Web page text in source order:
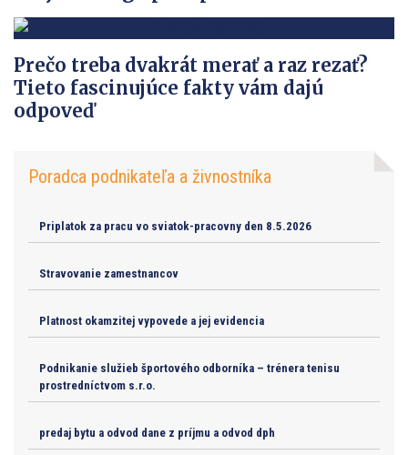
Prečo treba dvakrát merať a raz rezať?
Tieto fascinujúce fakty vám dajú
odpoveď
Poradca podnikateľa a živnostníka
Priplatok za pracu vo sviatok-pracovny den 8.5.2026
Stravovanie zamestnancov
Platnost okamzitej vypovede a jej evidencia
Podnikanie služieb športového odborníka – trénera tenisu
prostredníctvom s.r.o.
predaj bytu a odvod dane z príjmu a odvod dph